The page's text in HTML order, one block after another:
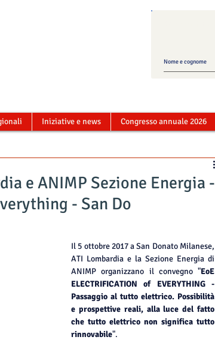
Iniziative e news Congresso annuale 2026
e ANIMP Sezione Energia -
- San Do
Il 5 ottobre 2017 a San Donato Milanese,
ATI Lombardia e la Sezione Energia di
ANIMP organizzano il convegno "EoE
ELECTRIFICATION of EVERYTHING -
Passaggio al tutto elettrico. Possibilità
e prospettive reali, alla luce del fatto
che tutto elettrico non significa tutto
rinnovabile".